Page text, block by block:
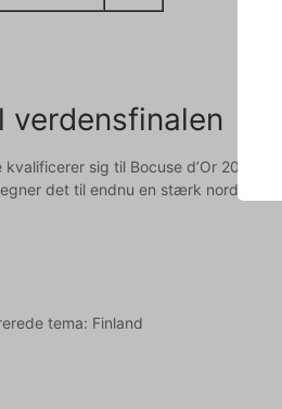
verdensfinalen
sig til Bocuse d’Or 2027-
det til endnu en stærk nordisk
tema: Finland